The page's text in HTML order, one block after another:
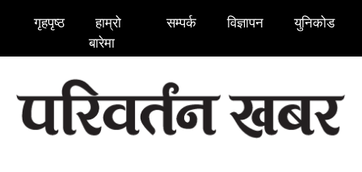
गृहपृष्ठ
हाम्रो
बारेमा
सम्पर्क विज्ञापन युनिकोड